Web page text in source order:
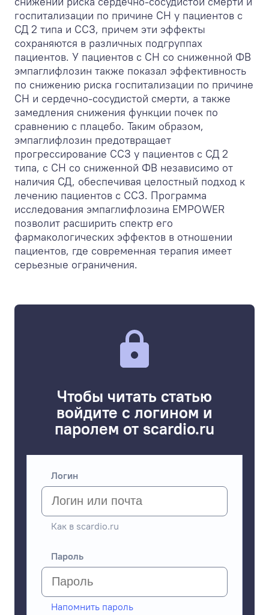
госпитализации по причине СН у пациентов с
СД 2 типа и ССЗ, причем эти эффекты
сохраняются в различных подгруппах
пациентов. У пациентов с СН со сниженной ФВ
эмпаглифлозин также показал эффективность
по снижению риска госпитализации по причине
СН и сердечно-сосудистой смерти, а также
замедления снижения функции почек по
сравнению с плацебо. Таким образом,
эмпаглифлозин предотвращает
прогрессирование ССЗ у пациентов с СД 2
типа, с СН со сниженной ФВ независимо от
наличия СД, обеспечивая целостный подход к
лечению пациентов с ССЗ. Программа
исследования эмпаглифлозина EMPOWER
позволит расширить спектр его
фармакологических эффектов в отношении
пациентов, где современная терапия имеет
серьезные ограничения.
Чтобы читать статью
войдите с логином и
паролем от scardio.ru
Логин
Как в scardio.ru
Пароль
Напомнить пароль